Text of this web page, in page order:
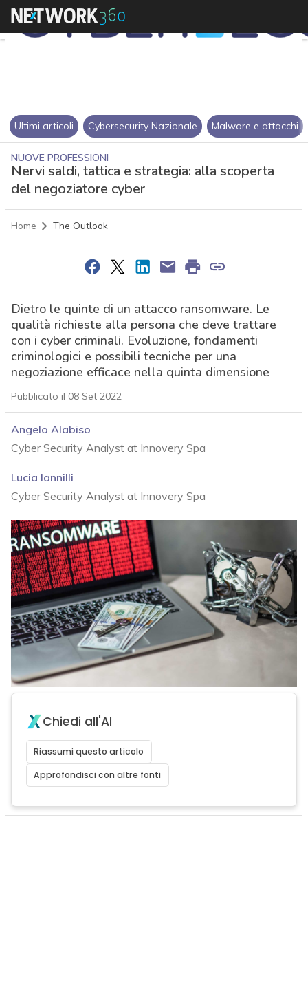
Ultimi articoli Cybersecurity Nazionale Malware e attacchi
NUOVE PROFESSIONI
Nervi saldi, tattica e strategia: alla scoperta
del negoziatore cyber
Home The Outlook
Dietro le quinte di un attacco ransomware. Le
qualità richieste alla persona che deve trattare
con i cyber criminali. Evoluzione, fondamenti
criminologici e possibili tecniche per una
negoziazione efficace nella quinta dimensione
Pubblicato il 08 Set 2022
Angelo Alabiso
Cyber Security Analyst at Innovery Spa
Lucia Iannilli
Cyber Security Analyst at Innovery Spa
Chiedi all'AI
Riassumi questo articolo
Approfondisci con altre fonti